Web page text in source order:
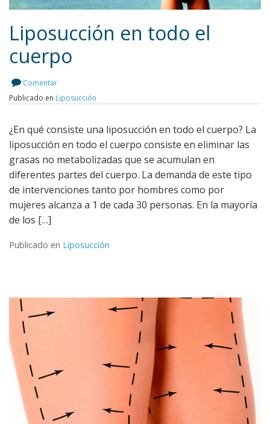
Liposucción en todo el
cuerpo
Comentar
Publicado en Liposucción
¿En qué consiste una liposucción en todo el cuerpo? La
liposucción en todo el cuerpo consiste en eliminar las
grasas no metabolizadas que se acumulan en
diferentes partes del cuerpo. La demanda de este tipo
de intervenciones tanto por hombres como por
mujeres alcanza a 1 de cada 30 personas. En la mayoría
de los […]
Publicado en Liposucción